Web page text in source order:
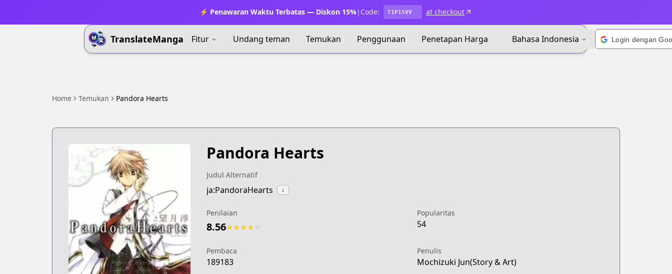
⚡ Penawaran Waktu Terbatas — Diskon 15%| Code: T1P15VV at checkout
TranslateManga Fitur Undang teman Temukan Penggunaan Penetapan Harga Bahasa Indonesia
Home Temukan Pandora Hearts
Pandora Hearts
Judul Alternatif
ja:PandoraHearts ↓
Penilaian
8.56★★★★
Popularitas
54
Pembaca
189183
Penulis
Mochizuki Jun(Story & Art)